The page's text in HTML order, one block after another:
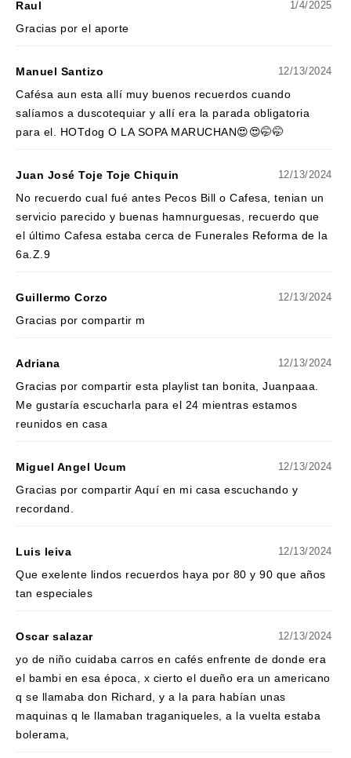
Raul 1/4/2025
Gracias por el aporte
Manuel Santizo 12/13/2024
Cafésa aun esta allí muy buenos recuerdos cuando
salíamos a duscotequiar y allí era la parada obligatoria
para el. HOTdog O LA SOPA MARUCHAN😍😍🤭🤭
Juan José Toje Toje Chiquin 12/13/2024
No recuerdo cual fué antes Pecos Bill o Cafesa, tenian un
servicio parecido y buenas hamnurguesas, recuerdo que
el último Cafesa estaba cerca de Funerales Reforma de la
6a.Z.9
Guillermo Corzo 12/13/2024
Gracias por compartir m
Adriana 12/13/2024
Gracias por compartir esta playlist tan bonita, Juanpaaa.
Me gustaría escucharla para el 24 mientras estamos
reunidos en casa
Miguel Angel Ucum 12/13/2024
Gracias por compartir Aquí en mi casa escuchando y
recordand.
Luis leiva 12/13/2024
Que exelente lindos recuerdos haya por 80 y 90 que años
tan especiales
Oscar salazar 12/13/2024
yo de niño cuidaba carros en cafés enfrente de donde era
el bambi en esa época, x cierto el dueño era un americano
q se llamaba don Richard, y a la para habían unas
maquinas q le llamaban traganiqueles, a la vuelta estaba
bolerama,